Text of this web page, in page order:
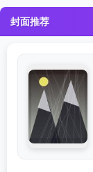
封面推荐